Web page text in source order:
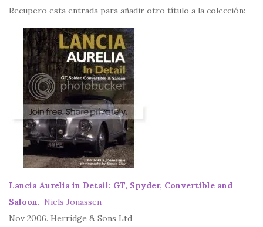
Recupero esta entrada para añadir otro título a la colección:
Lancia Aurelia in Detail: GT, Spyder, Convertible and
Saloon. Niels Jonassen
Nov 2006. Herridge & Sons Ltd